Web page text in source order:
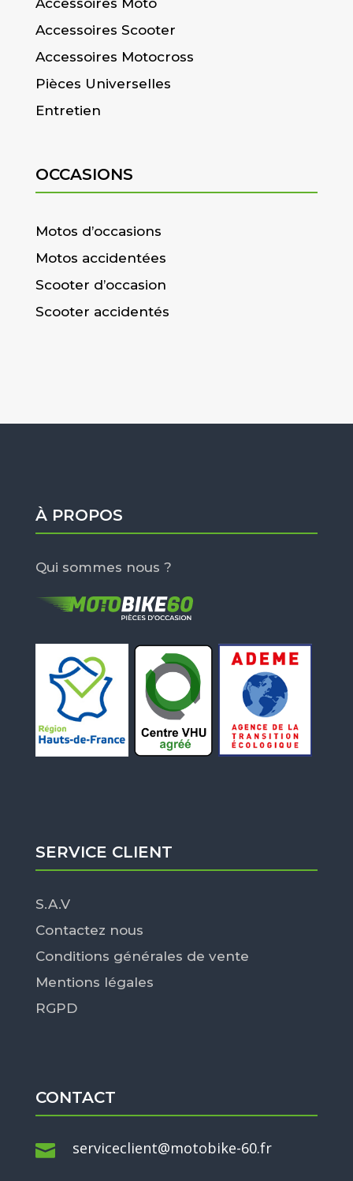
Accessoires Moto
Accessoires Scooter
Accessoires Motocross
Pièces Universelles
Entretien
OCCASIONS
Motos d’occasions
Motos accidentées
Scooter d’occasion
Scooter accidentés
À PROPOS
Qui sommes nous ?
SERVICE CLIENT
S.A.V
Contactez nous
Conditions générales de vente
Mentions légales
RGPD
CONTACT
 serviceclient@motobike-60.fr